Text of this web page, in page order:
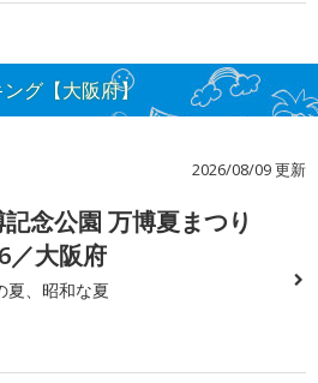
グ【大阪府】
2026/08/09 更新
念公園 万博夏まつり
／大阪府
夏、昭和な夏